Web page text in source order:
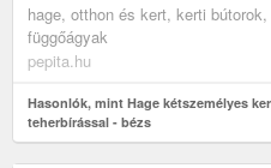
hage, otthon és kert, kerti
függőágyak
pepita.hu
Hasonlók, mint Hage kétszemélyes
teherbírással - bézs